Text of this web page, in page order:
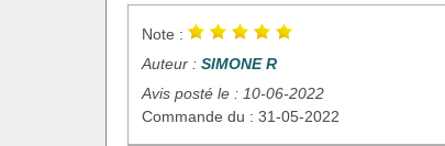
Note :
Auteur : SIMONE R
Avis posté le : 10-06-2022
Commande du : 31-05-2022